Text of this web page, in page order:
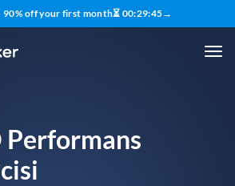
90% off your first month⏳ 00:29:45→
Performans